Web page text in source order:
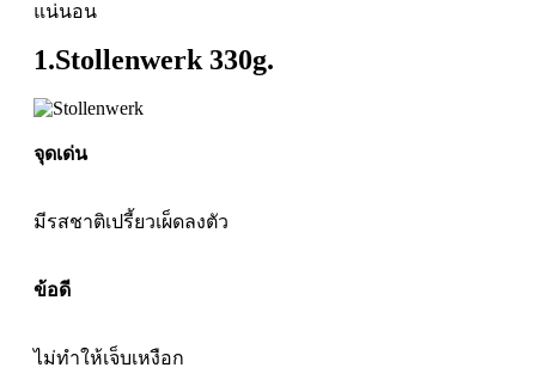
แน่นอน
1.Stollenwerk 330g.
จุดเด่น
มีรสชาติเปรี้ยวเผ็ดลงตัว
ข้อดี
ไม่ทำให้เจ็บเหงือก